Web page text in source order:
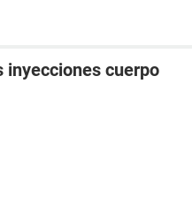
inyecciones cuerpo